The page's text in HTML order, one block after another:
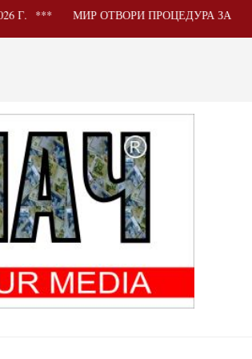
МИР ОТВОРИ ПРОЦЕДУРА ЗА УЧАСТИЕ